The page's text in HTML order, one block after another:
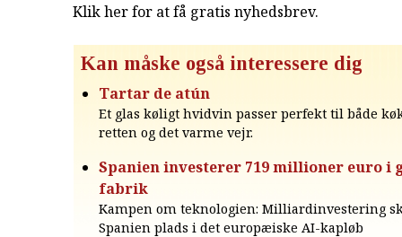
Klik her for at få gratis nyhedsbrev.
Kan måske også interessere dig
Tartar de atún
Et glas køligt hvidvin passer perfekt til både
retten og det varme vejr.
Spanien investerer 719 millioner euro i
fabrik
Kampen om teknologien: Milliardinvestering
Spanien plads i det europæiske AI-kapløb